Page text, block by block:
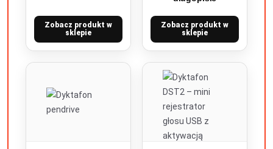
Zobacz produkt w
sklepie
Zobacz produkt w
sklepie